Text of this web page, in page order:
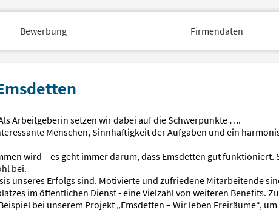
Bewerbung Firmendaten
Arbeitgeberin setzen wir dabei auf die Schwerpunkte ….
Menschen, Sinnhaftigkeit der Aufgaben und ein
wird – es geht immer darum, dass Emsdetten gut
bei.
unseres Erfolgs sind. Motivierte und zufriedene Mitarbeitende
im öffentlichen Dienst - eine Vielzahl von weiteren Benefits.
bei unserem Projekt „Emsdetten – Wir leben Freiräume“,